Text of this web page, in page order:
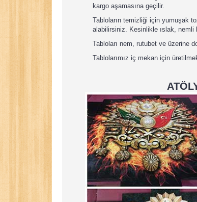
kargo aşamasına geçilir.
Tabloların temizliği için yumuşak
alabilirsiniz. Kesinlikle ıslak, nemli
Tabloları nem, rutubet ve üzerine
Tablolarımız iç mekan için